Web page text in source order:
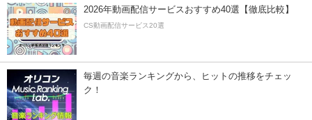
2026年動画配信サービスおすすめ40選【徹底比較】
CS動画配信サービス20選
毎週の音楽ランキングから、ヒットの推移をチェッ
ク！